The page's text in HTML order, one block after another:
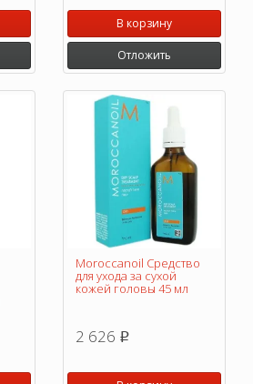
В корзину
Отложить
Moroccanoil Средство
для ухода за сухой
кожей головы 45 мл
2 626 p